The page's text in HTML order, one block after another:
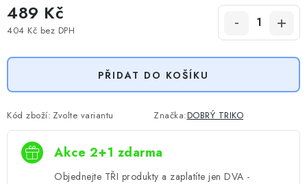
489 Kč
404 Kč bez DPH
PŘIDAT DO KOŠÍKU
Kód zboží: Zvolte variantu Značka:DOBRÝ TRIKO
Akce 2+1 zdarma
Objednejte TŘI produkty a zaplatíte jen DVA -